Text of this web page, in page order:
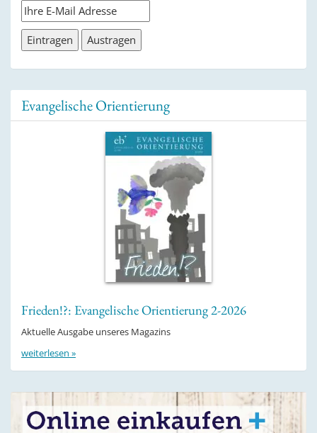
Evangelische Orientierung
Frieden!?: Evangelische Orientierung 2-2026
Aktuelle Ausgabe unseres Magazins
weiterlesen »